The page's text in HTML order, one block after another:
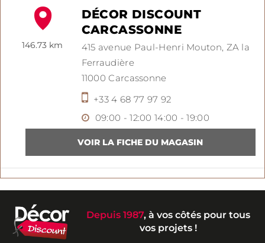
146.73 km
DÉCOR DISCOUNT
CARCASSONNE
415 avenue Paul-Henri Mouton, ZA la
Ferraudière
11000Carcassonne
+33 4 68 77 97 92
09:00 - 12:00 14:00 - 19:00
Depuis 1987, à vos côtés pour tous
vos projets !